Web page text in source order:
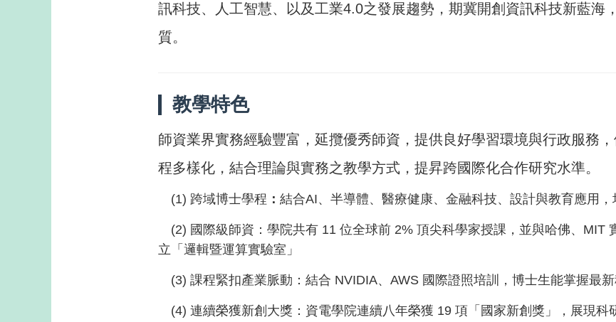
訊科技、人工智慧、以及工業4.0之發展趨勢，期冀開創資訊科技新藍海
質。
教學特色
師資業界實務經驗豐富，延攬優秀師資，提供良好學習環境與行政服務
程多樣化，結合理論與實務之教學方式，提昇跨國際化合作研究水準。
(1) 跨域博士學程 ： 結合AI、半導體、醫療健康、金融科技、設計與教育應用，
(2) 國際級師資：學院共有 11 位全球前 2% 頂尖科學家授課，並與哈佛、MIT
立「邏輯暨運算實驗室」
(3) 課程緊扣產業脈動：結合 NVIDIA、AWS 國際證照培訓，博士生能掌握最新
(4) 連續榮獲新創大獎：資電學院連續八年榮獲 19 項「國家新創獎」，展現科